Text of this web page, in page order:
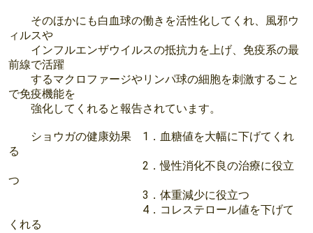
そのほかにも白血球の働きを活性化してくれ、風邪ウ
ィルスや
インフルエンザウイルスの抵抗力を上げ、免疫系の最
前線で活躍
するマクロファージやリンパ球の細胞を刺激すること
で免疫機能を
強化してくれると報告されています。
ショウガの健康効果 1．血糖値を大幅に下げてくれ
る
2．慢性消化不良の治療に役立
つ
3．体重減少に役立つ
4．コレステロール値を下げて
くれる